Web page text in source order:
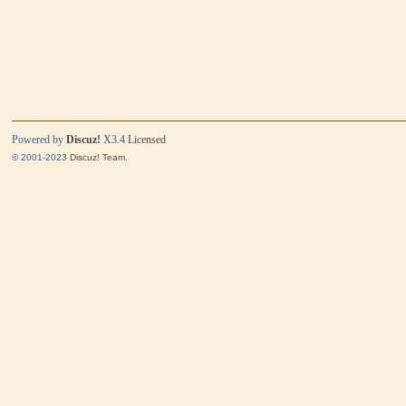
Powered byDiscuz! X3.4 Licensed
© 2001-2023Discuz! Team